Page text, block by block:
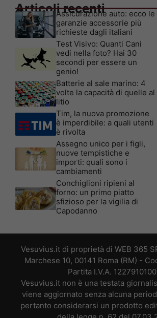
Articoli recenti
Assicurazione auto: ecco le
garanzie accessorie più
richieste dagli italiani
Test Visivo: Quanti Cani
vedi nella foto? Hai 30
secondi per essere un
genio!
Batterie al sale marino: 4
volte la capacità di quelle al
litio
Tim, la nuova promozione
è imperdibile: a quali utenti
è rivolta
Assegno unico per i figli,
nuove tempistiche e
importi: quali sono i
cambiamenti
Conchiglioni ripieni al
forno: un primo piatto
sfizioso per la vigilia di
Capodanno
Vesuvius.it di proprietà di WEB 365
Marchese 10, 00141 Roma (RM) -
Partita I.V.A.
Vesuvius.it non è una testata
viene aggiornato senza alcuna
pertanto considerarsi un prodotto